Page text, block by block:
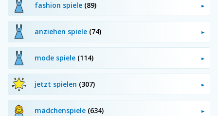
fashion spiele (89)
anziehen spiele (74)
mode spiele (114)
jetzt spielen (307)
mädchenspiele (634)